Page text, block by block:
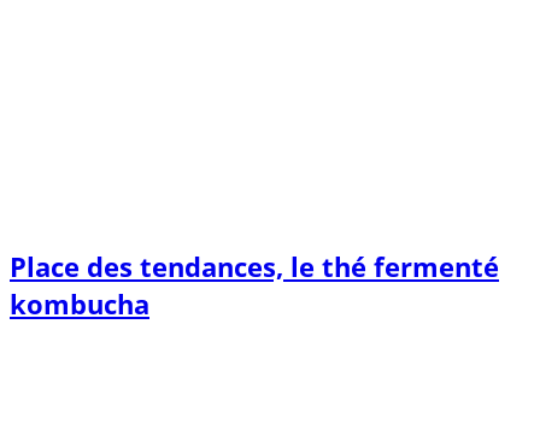
Place des tendances, le thé fermenté
kombucha